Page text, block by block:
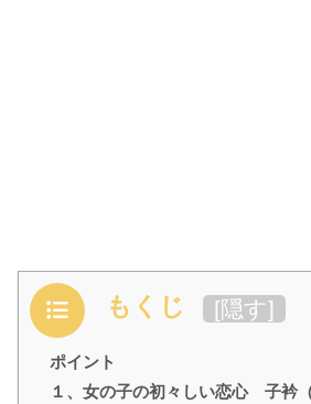
もくじ [隠す]
ポイント
１、女の子の初々しい恋心 子衿（